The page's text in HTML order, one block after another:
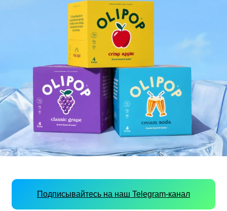
Подписывайтесь на наш Telegram-канал